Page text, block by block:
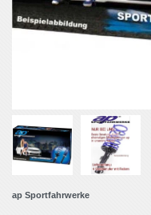
ap Sportfahrwerke